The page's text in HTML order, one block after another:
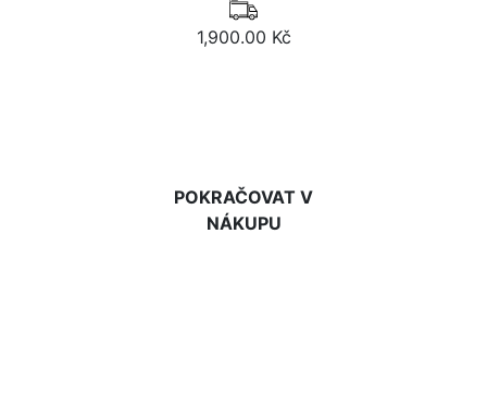
1,900.00 Kč
POKRAČOVAT V
NÁKUPU